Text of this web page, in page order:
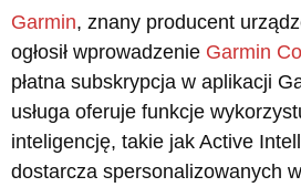
Garmin, znany producent
ogłosił wprowadzenie Garmin
płatna subskrypcja w aplikacji
usługa oferuje funkcje
inteligencję, takie jak Active
dostarcza spersonalizowanych